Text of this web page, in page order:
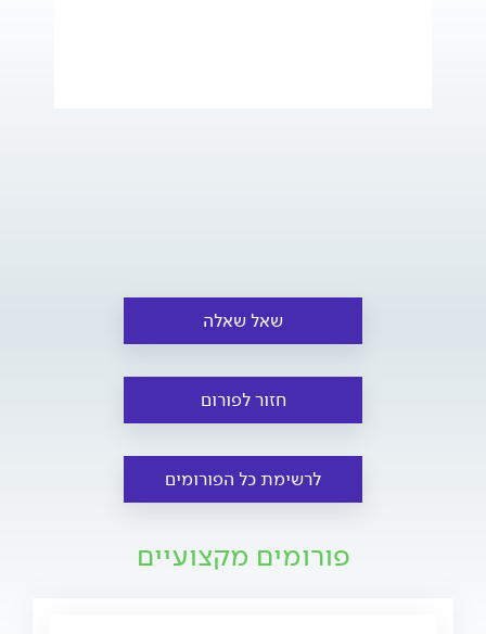
שאל שאלה
חזור לפורום
לרשימת כל הפורומים
פורומים מקצועיים